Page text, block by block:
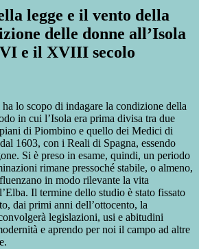
legge e il vento della
delle donne all’Isola
e il XVIII secolo
lo scopo di indagare la condizione della
in cui l’Isola era prima divisa tra due
di Piombino e quello dei Medici di
1603, con i Reali di Spagna, essendo
Si è preso in esame, quindi, un periodo
rimane pressoché stabile, o almeno,
in modo rilevante la vita
Il termine dello studio è stato fissato
dai primi anni dell’ottocento, la
legislazioni, usi e abitudini
e aprendo per noi il campo ad altre